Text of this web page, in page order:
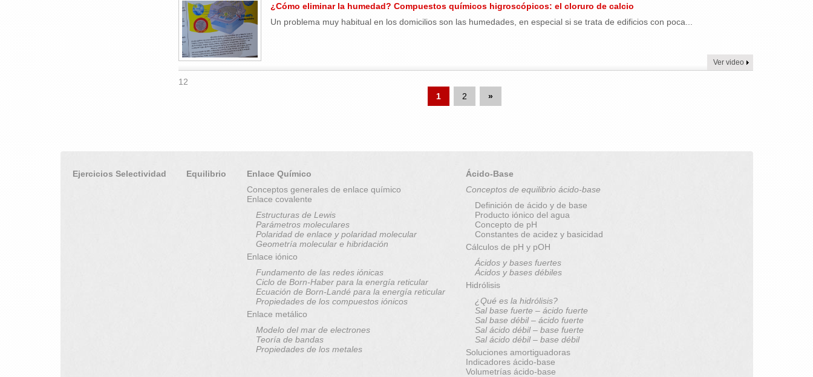
¿Cómo eliminar la humedad? Compuestos químicos higroscópicos: el cloruro de calcio
Un problema muy habitual en los domicilios son las humedades, en especial si se trata de edificios con poca...
Ver video
12
1
2 »
Ejercicios Selectividad Equilibrio
Enlace Químico
Conceptos generales de enlace químico
Enlace covalente
Estructuras de Lewis
Parámetros moleculares
Polaridad de enlace y polaridad molecular
Geometría molecular e hibridación
Enlace iónico
Fundamento de las redes iónicas
Ciclo de Born-Haber para la energía reticular
Ecuación de Born-Landé para la energía reticular
Propiedades de los compuestos iónicos
Enlace metálico
Modelo del mar de electrones
Teoría de bandas
Propiedades de los metales
Ácido-Base
Conceptos de equilibrio ácido-base
Definición de ácido y de base
Producto iónico del agua
Concepto de pH
Constantes de acidez y basicidad
Cálculos de pH y pOH
Ácidos y bases fuertes
Ácidos y bases débiles
Hidrólisis
¿Qué es la hidrólisis?
Sal base fuerte – ácido fuerte
Sal base débil – ácido fuerte
Sal ácido débil – base fuerte
Sal ácido débil – base débil
Soluciones amortiguadoras
Indicadores ácido-base
Volumetrías ácido-base